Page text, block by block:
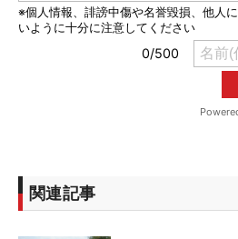
関連記事